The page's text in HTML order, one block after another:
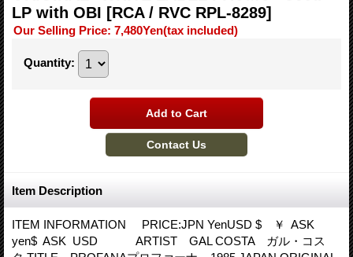
LP with OBI [RCA / RVC RPL-8289]
Our Selling Price: 7,480Yen(tax included)
Quantity:
Item Description
ITEM INFORMATION PRICE:JPN YenUSD $ ￥ ASK
yen$ ASK USD ARTIST GAL COSTA ガル・コス